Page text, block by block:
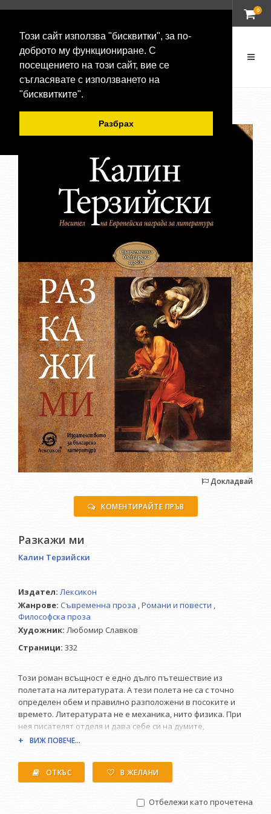
Този сайт използва "бисквитки", за по-
доброто му функциониране. С
посещението на този сайт, вие се
съгласявате с използването на
"бисквитките".
Разбрах
0
Докладвай
КОМЕНТИРАЙТЕ ПРЪВ
Разкажи ми
Калин Терзийски
Издател: Лексикон
Жанрове: Съвременна проза ,Романи и повести ,
Философска проза
Художник: Любомир Славков
Страници: 332
Този роман всъщност е едно дълго пътешествие из
полетата на литературата. А тези полета не са с точно
определен обем и правилно разположени в посоките и
времето. Литературата не е механика, нито физика. При
нея писателят отделя и дава себе си на думите,
подреждайки ги в нещо, което е от полза - бих казала,
докато вървяхме из тези диви и често непрогледни и
буренясали полета. Нашият живот не е като този на Ван Гог
разказване и споделяне; те са не по-малко велики. Защото
ВИЖ ПОВЕЧЕ...
ОТКЪС В ЖЕЛАНИ
Отбележи като прочетена